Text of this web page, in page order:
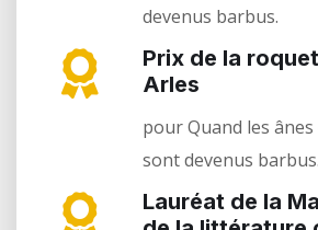
devenus barbus.
Prix de la
Arles
pour Quand les ânes
sont devenus barbus.
Lauréat de la